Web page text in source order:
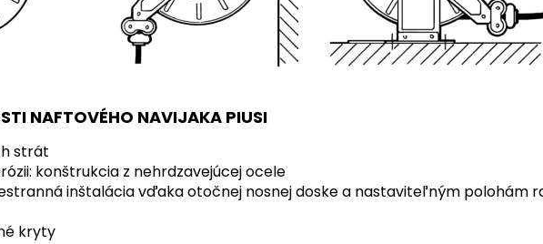
NAFTOVÉHO NAVIJAKA PIUSI
strát
konštrukcia z nehrdzavejúcej ocele
inštalácia vďaka otočnej nosnej doske a nastaviteľným polohám
kryty